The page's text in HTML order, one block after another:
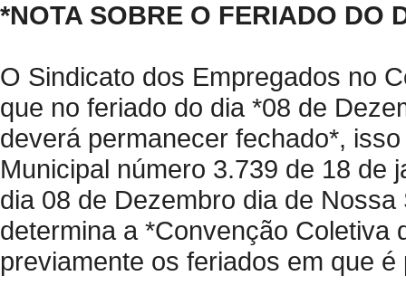
*NOTA SOBRE O FERIADO DO
O Sindicato dos Empregados no
que no feriado do dia *08 de
deverá permanecer fechado*,
Municipal número 3.739 de 18 de
dia 08 de Dezembro dia de
determina a *Convenção Coletiva
previamente os feriados em que